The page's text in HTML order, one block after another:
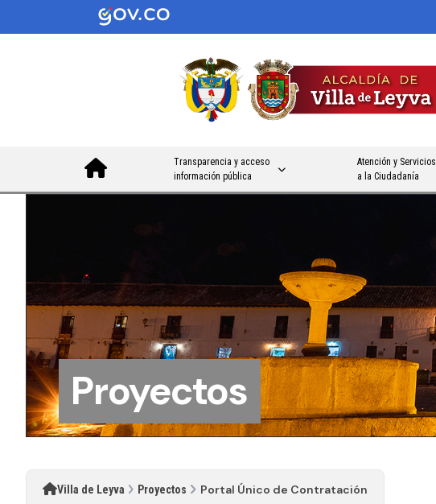
Transparencia y acceso
información pública
Atención y Servicios
a la Ciudadanía
Proyectos
Villa de Leyva Proyectos Portal Único de Contratación